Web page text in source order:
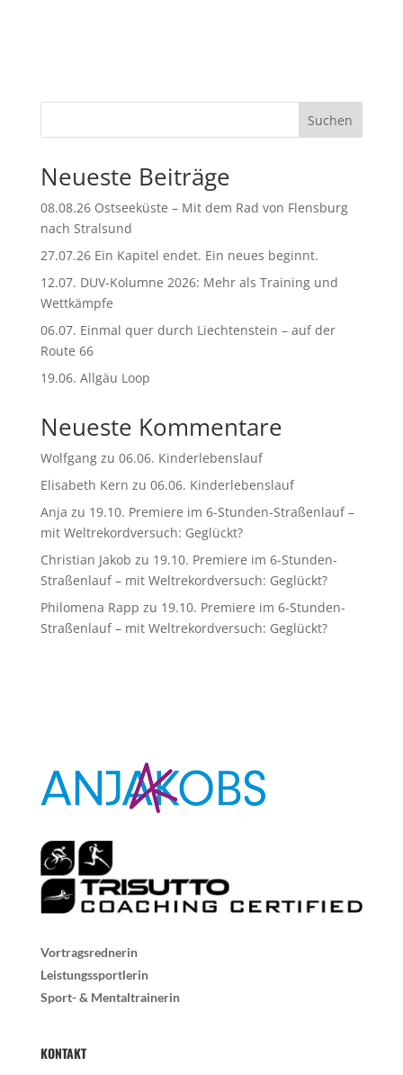
i
e
:
Suchen
Neueste Beiträge
08.08.26 Ostseeküste – Mit dem Rad von Flensburg
nach Stralsund
27.07.26 Ein Kapitel endet. Ein neues beginnt.
12.07. DUV-Kolumne 2026: Mehr als Training und
Wettkämpfe
06.07. Einmal quer durch Liechtenstein – auf der
Route 66
19.06. Allgäu Loop
Neueste Kommentare
Wolfgangzu 06.06. Kinderlebenslauf
Elisabeth Kern zu 06.06. Kinderlebenslauf
Anja zu 19.10. Premiere im 6-Stunden-Straßenlauf –
mit Weltrekordversuch: Geglückt?
Christian Jakob zu 19.10. Premiere im 6-Stunden-
Straßenlauf – mit Weltrekordversuch: Geglückt?
Philomena Rapp zu 19.10. Premiere im 6-Stunden-
Straßenlauf – mit Weltrekordversuch: Geglückt?
Vortragsrednerin
Leistungssportlerin
Sport- & Mentaltrainerin
KONTAKT